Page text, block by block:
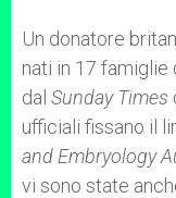
Un donatore
nati in 17
dal Sunday Times
ufficiali fissano il
and Embryology
vi sono state